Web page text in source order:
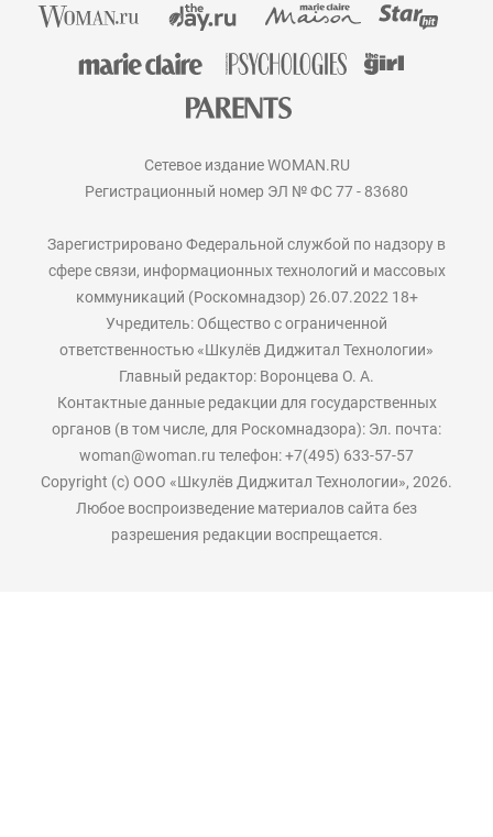
Сетевое издание WOMAN.RU
Регистрационный номер ЭЛ № ФС 77 - 83680
Зарегистрировано Федеральной службой по надзору в
сфере связи, информационных технологий и массовых
коммуникаций (Роскомнадзор) 26.07.2022 18+
Учредитель: Общество с ограниченной
ответственностью «Шкулёв Диджитал Технологии»
Главный редактор: Воронцева О. А.
Контактные данные редакции для государственных
органов (в том числе, для Роскомнадзора): Эл. почта:
woman@woman.ru телефон: +7(495) 633-57-57
Copyright (с) ООО «Шкулёв Диджитал Технологии», 2026.
Любое воспроизведение материалов сайта без
разрешения редакции воспрещается.